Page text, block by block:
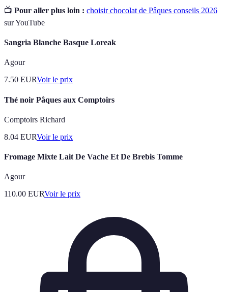
📺 Pour aller plus loin : choisir chocolat de Pâques conseils 2026
sur YouTube
Sangria Blanche Basque Loreak
Agour
7.50 EURVoir le prix
Thé noir Pâques aux Comptoirs
Comptoirs Richard
8.04 EURVoir le prix
Fromage Mixte Lait De Vache Et De Brebis Tomme
Agour
110.00 EURVoir le prix